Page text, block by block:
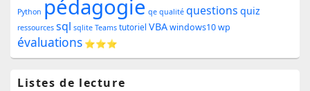
la
barre
latérale
Python pédagogie qe qualité questions quiz
ressources sql sqlite Teams tutoriel VBAwindows10wp
évaluations ⭐⭐⭐
Listes de lecture